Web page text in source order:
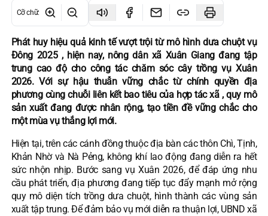
Cỡ chữ:
Phát huy hiệu quả kinh tế vượt trội từ mô hình dưa chuột vụ
Đông 2025 , hiện nay, nông dân xã Xuân Giang đang tập
trung cao độ cho công tác chăm sóc cây trồng vụ Xuân
2026. Với sự hậu thuẫn vững chắc từ chính quyền địa
phương cùng chuỗi liên kết bao tiêu của hợp tác xã , quy mô
sản xuất đang được nhân rộng, tạo tiền đề vững chắc cho
một mùa vụ thắng lợi mới.
Hiện tại, trên các cánh đồng thuộc địa bàn các thôn Chì, Tịnh,
Khản Nhờ và Nà Pẻng, không khí lao động đang diễn ra hết
sức nhộn nhịp. Bước sang vụ Xuân 2026, để đáp ứng nhu
cầu phát triển, địa phương đang tiếp tục đẩy mạnh mở rộng
quy mô diện tích trồng dưa chuột, hình thành các vùng sản
xuất tập trung. Để đảm bảo vụ mới diễn ra thuận lợi, UBND xã